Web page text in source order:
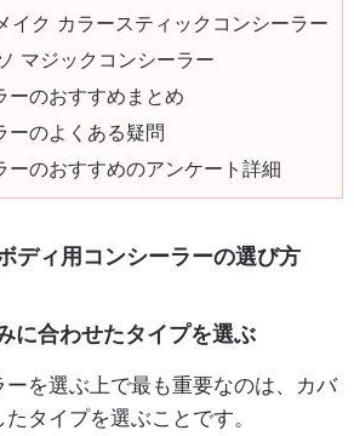
イク カラースティックコンシーラー
マジックコンシーラー
ーのおすすめまとめ
ーのよくある疑問
ーのおすすめのアンケート詳細
ディ用コンシーラーの選び方
に合わせたタイプを選ぶ
を選ぶ上で最も重要なのは、カバ
タイプを選ぶことです。